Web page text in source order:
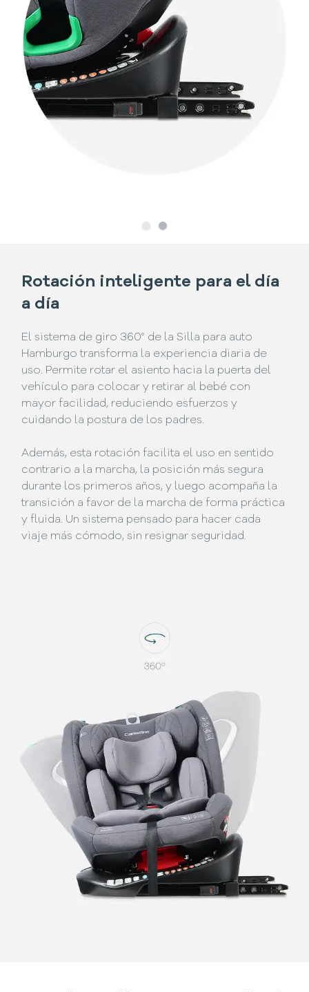
SlideSlide
Rotación inteligente para el día
a día
El sistema de giro 360° de la Silla para auto
Hamburgo transforma la experiencia diaria de
uso. Permite rotar el asiento hacia la puerta del
vehículo para colocar y retirar al bebé con
mayor facilidad, reduciendo esfuerzos y
cuidando la postura de los padres.
Además, esta rotación facilita el uso en sentido
contrario a la marcha, la posición más segura
durante los primeros años, y luego acompaña la
transición a favor de la marcha de forma práctica
y fluida. Un sistema pensado para hacer cada
viaje más cómodo, sin resignar seguridad.